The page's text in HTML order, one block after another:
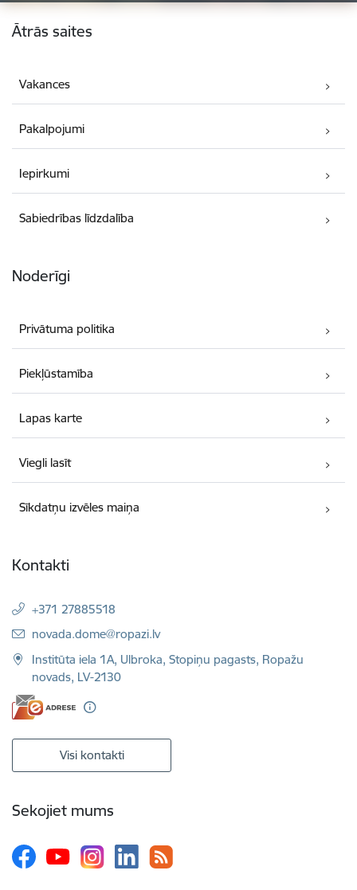
Kājene
Ātrās saites
Vakances
Pakalpojumi
Iepirkumi
Sabiedrības līdzdalība
Noderīgi
Privātuma politika
Piekļūstamība
Lapas karte
Viegli lasīt
Sīkdatņu izvēles maiņa
Kontakti
+371 27885518
E-pasts:
novada.dome@ropazi.lv
Institūta iela 1A, Ulbroka, Stopiņu pagasts, Ropažu
novads, LV-2130
Visi kontakti
Sekojiet mums